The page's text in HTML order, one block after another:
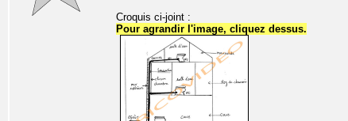
Croquis ci-joint :
Pour agrandir l'image, cliquez dessus.